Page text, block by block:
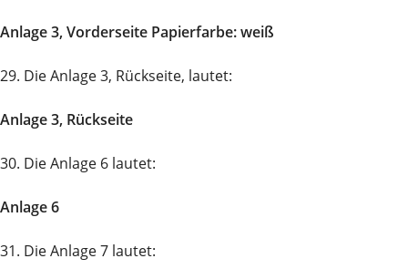
Anlage 3, Vorderseite Papierfarbe: weiß
29. Die Anlage 3, Rückseite, lautet:
Anlage 3, Rückseite
30. Die Anlage 6 lautet:
Anlage 6
31. Die Anlage 7 lautet: